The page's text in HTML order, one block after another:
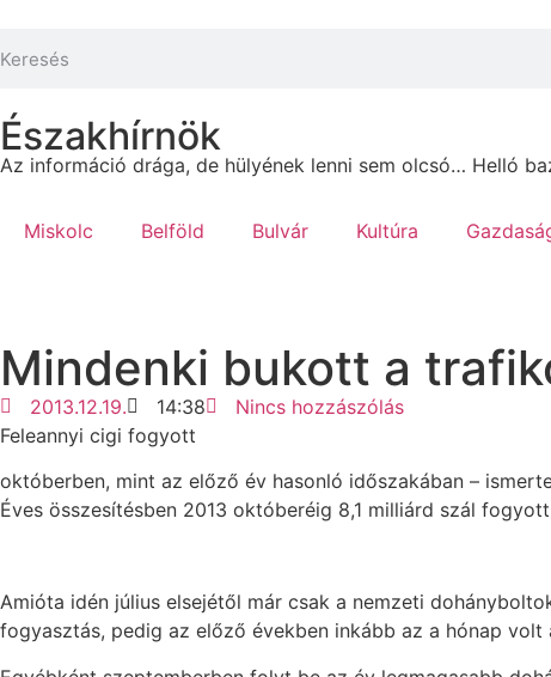
Északhírnök
Az információ drága, de hülyének lenni sem olcsó… Helló
Miskolc Belföld Bulvár Kultúra
Mindenki bukott a
2013.12.19. 14:38
Nincs hozzászólás
Feleannyi cigi fogyott
októberben, mint az előző év hasonló időszakában –
Éves összesítésben 2013 októberéig 8,1 milliárd szál
Amióta idén július elsejétől már csak a nemzeti
fogyasztás, pedig az előző években inkább az a hónap